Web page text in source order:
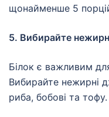
щонайменше 5
5. Вибирайте
Білок є важливим
Вибирайте нежирні
риба, бобові та тофу.